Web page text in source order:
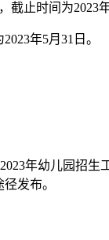
止时间为2023年
年5月31日。
年幼儿园招生
发布。